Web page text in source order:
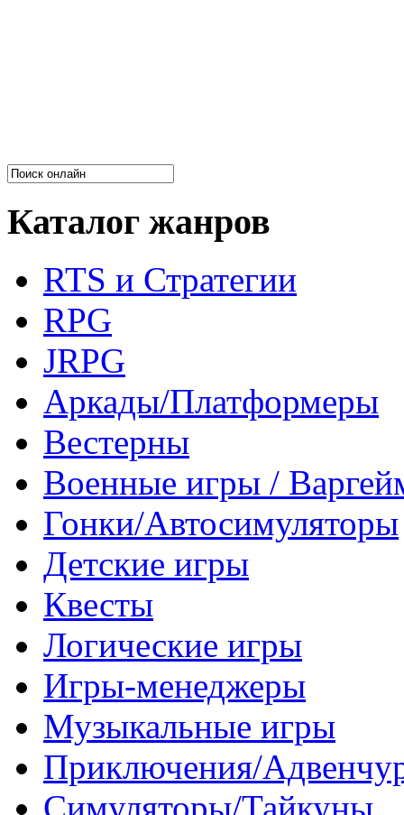
Каталог жанров
RTS и Стратегии
RPG
JRPG
Аркады/Платформеры
Вестерны
Военные игры /
Гонки/Автосимуляторы
Детские игры
Квесты
Логические игры
Игры-менеджеры
Музыкальные игры
Приключения/